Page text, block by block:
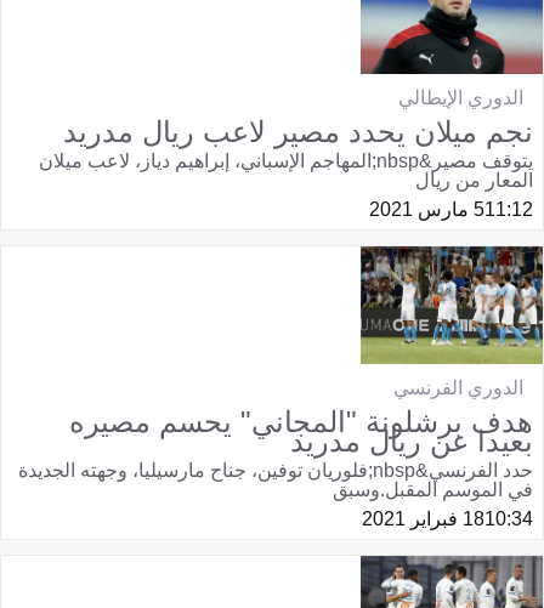
الدوري الإيطالي
نجم ميلان يحدد مصير لاعب ريال مدريد
يتوقف مصير&nbsp;المهاجم الإسباني، إبراهيم دياز، لاعب ميلان
المعار من ريال
11:125 مارس 2021
الدوري الفرنسي
هدف برشلونة "المجاني" يحسم مصيره
بعيدا عن ريال مدريد
حدد الفرنسي&nbsp;فلوريان توفين، جناح مارسيليا، وجهته الجديدة
في الموسم المقبل.وسبق
10:3418 فبراير 2021